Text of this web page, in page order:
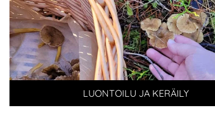
LUONTOILU JA KERÄILY